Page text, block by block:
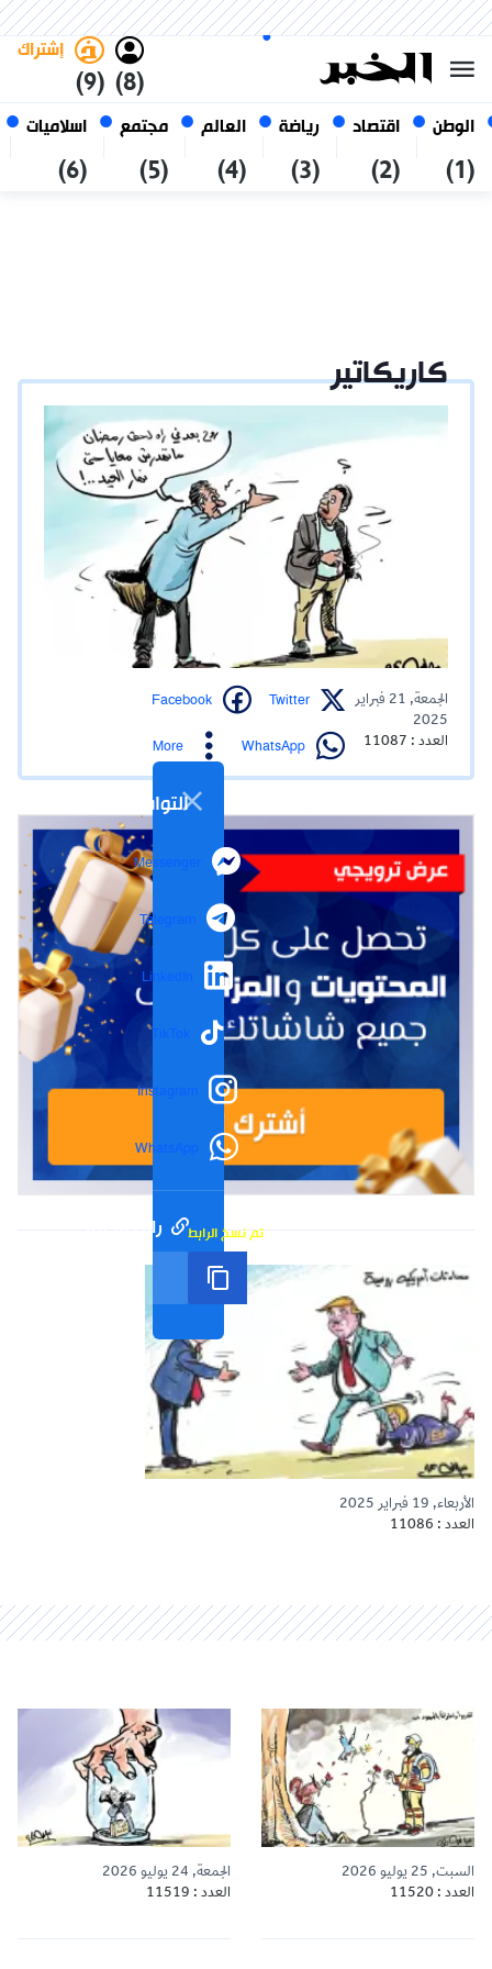
الوطن
(1)
اقتصاد
(2)
رياضة
(3)
العالم
(4)
مجتمع
(5)
اسلاميات
(6)
(8)
إشتراك
(9)
06 أغسطس 2026
الجزائر
كاريكاتير
الجمعة, 21 فبراير
2025
العدد : 11087
Twitter
Facebook
WhatsApp
More
التواصل الاجتماعي
Messenger
Telegram
LinkedIn
TikTok
Instagram
WhatsApp
رابط مختصر تم نسخ الرابط
الأربعاء, 19 فبراير 2025
العدد : 11086
السبت, 25 يوليو 2026
العدد : 11520
الجمعة, 24 يوليو 2026
العدد : 11519